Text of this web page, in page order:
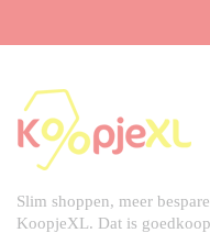
Slim shoppen, meer
KoopjeXL. Dat is